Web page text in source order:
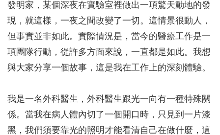
發明家，某個深夜在實驗室裡做出一項驚天動地的發
現，就這樣，一夜之間改變了一切。這情景很動人，
但事實並非如此。實際情況是，當今的醫療工作是一
項團隊行動，從許多方面來說，一直都是如此。我想
與大家分享一個故事，這是我在工作上的深刻體驗。
我是一名外科醫生，外科醫生跟光一向有一種特殊關
係。當我在病人體內切了一個開口時，只見到一片漆
黑，我們須要靠光的照明才能看清自己在做什麼，這